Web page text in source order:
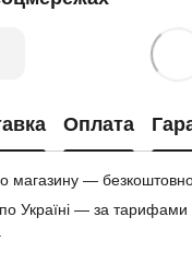
Оплата
магазину —
Україні — за тарифами